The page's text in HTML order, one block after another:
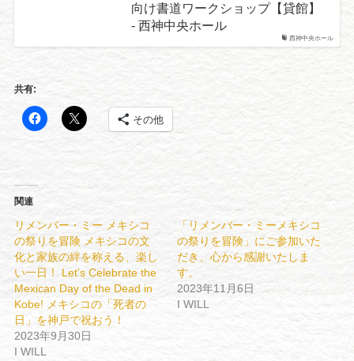
西神中央ホール
向け書道ワークショップ【貸館】
- 西神中央ホール
共有:
その他
関連
リメンバー・ミー メキシコ
の祭りを冒険 メキシコの文
化と家族の絆を称える、楽し
い一日！ Let’s Celebrate the
Mexican Day of the Dead in
Kobe! メキシコの「死者の
日」を神戸で祝おう！
2023年9月30日
I WILL
「リメンバー・ミーメキシコ
の祭りを冒険」にご参加いた
だき、心から感謝いたしま
す。
2023年11月6日
I WILL